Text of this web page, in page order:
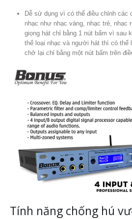
Dễ sử dụng vì có thể điều chỉnh các
nhạc như nhạc vàng, nhạc trẻ,
giọng hát chỉ bằng 1 nút bấm vì sau
thể loại nhạc và người hát thì có thể
chở lại chỉ bằng một nút bấm trên
Tính năng chống hú